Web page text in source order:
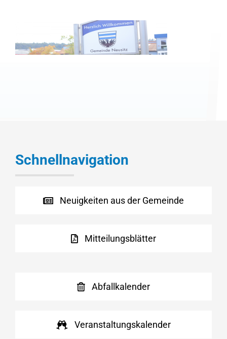
Schnellnavigation
Neuigkeiten aus der Gemeinde
Mitteilungsblätter
Abfallkalender
Veranstaltungskalender